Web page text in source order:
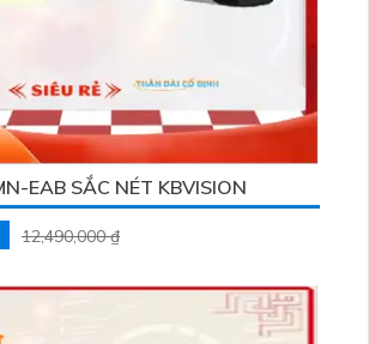
EAB SẮC NÉT KBVISION
12,490,000 ₫